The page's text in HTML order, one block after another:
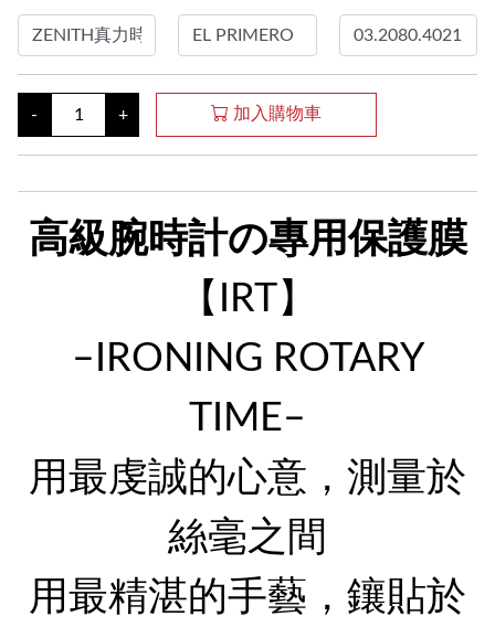
- + 加入購物車
高級腕時計の專用保護膜
【IRT】
–IRONING ROTARY
TIME–
用最虔誠的心意，測量於
絲毫之間
用最精湛的手藝，鑲貼於